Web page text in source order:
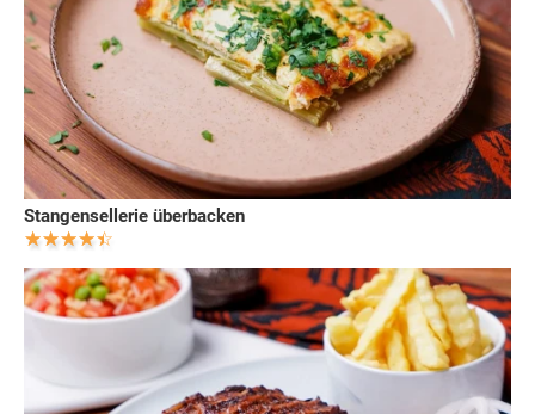
Stangensellerie überbacken